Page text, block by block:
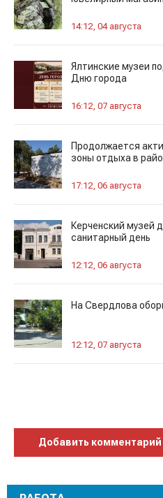
14:12, 04 августа
Ялтинские музеи
Дню города
16:12, 07 августа
Продолжается
зоны отдыха в
17:12, 06 августа
Керченский музей
санитарный день
12:12, 06 августа
На Свердлова
12:12, 07 августа
Добавить комментарий